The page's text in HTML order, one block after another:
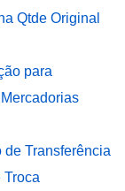
Qtde Original
para
de Transferência
Troca